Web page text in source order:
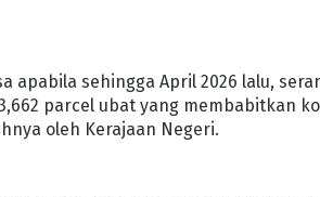
sehingga April 2026 lalu,
parcel ubat yang membabitkan
oleh Kerajaan Negeri.